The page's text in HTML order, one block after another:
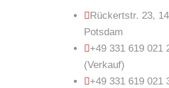
Rückertstr. 23,
Potsdam
+49 331 619 021
(Verkauf)
+49 331 619 021